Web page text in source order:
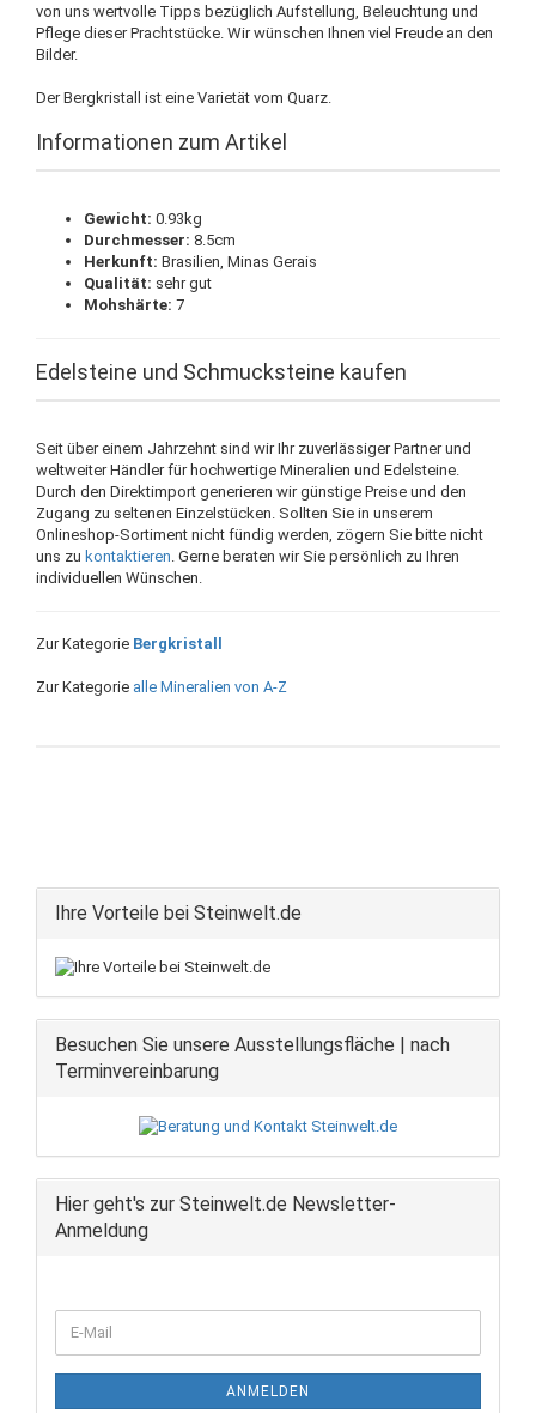
von uns wertvolle Tipps bezüglich Aufstellung, Beleuchtung und
Pflege dieser Prachtstücke. Wir wünschen Ihnen viel Freude an den
Bilder.
Der Bergkristall ist eine Varietät vom Quarz.
Informationen zum Artikel
Gewicht: 0.93kg
Durchmesser: 8.5cm
Herkunft: Brasilien, Minas Gerais
Qualität: sehr gut
Mohshärte: 7
Edelsteine und Schmucksteine kaufen
Seit über einem Jahrzehnt sind wir Ihr zuverlässiger Partner und
weltweiter Händler für hochwertige Mineralien und Edelsteine.
Durch den Direktimport generieren wir günstige Preise und den
Zugang zu seltenen Einzelstücken. Sollten Sie in unserem
Onlineshop-Sortiment nicht fündig werden, zögern Sie bitte nicht
uns zu kontaktieren . Gerne beraten wir Sie persönlich zu Ihren
individuellen Wünschen.
Zur Kategorie Bergkristall
Zur Kategorie alle Mineralien von A-Z
Ihre Vorteile bei Steinwelt.de
Besuchen Sie unsere Ausstellungsfläche | nach
Terminvereinbarung
Hier geht's zur Steinwelt.de Newsletter-
Anmeldung
ZUR
NEWSLETTER-
E-
Mail
ANMELDEN